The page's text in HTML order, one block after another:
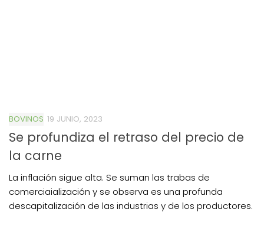
BOVINOS 19 JUNIO, 2023
Se profundiza el retraso del precio de
la carne
La inflación sigue alta. Se suman las trabas de
comerciaialización y se observa es una profunda
descapitalización de las industrias y de los productores.